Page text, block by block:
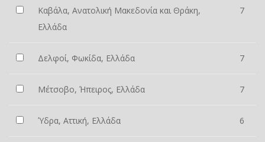
Καβάλα, Ανατολική Μακεδονία και Θράκη,
Ελλάδα
7
Δελφοί, Φωκίδα, Ελλάδα 7
Μέτσοβο, Ήπειρος, Ελλάδα 7
Ύδρα, Αττική, Ελλάδα 6